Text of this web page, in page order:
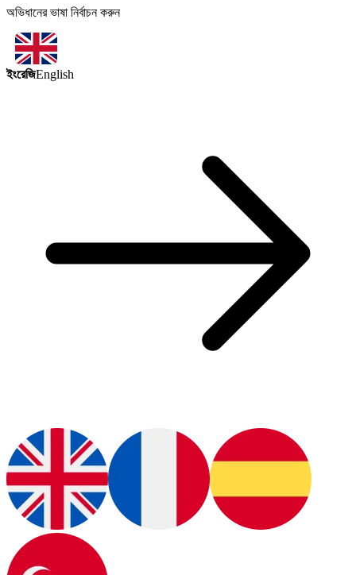
অভিধানের ভাষা নির্বাচন করুন
ইংরেজিEnglish